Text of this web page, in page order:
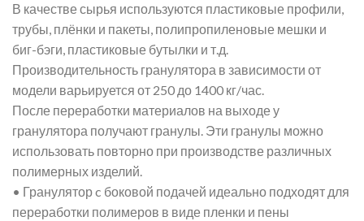
В качестве сырья используются пластиковые профили,
трубы, плёнки и пакеты, полипропиленовые мешки и
биг-бэги, пластиковые бутылки и т.д.
Производительность гранулятора в зависимости от
модели варьируется от 250 до 1400 кг/час.
После переработки материалов на выходе у
гранулятора получают гранулы. Эти гранулы можно
использовать повторно при производстве различных
полимерных изделий.
• Гранулятор c боковой подачей идеально подходят для
переработки полимеров в виде пленки и пены